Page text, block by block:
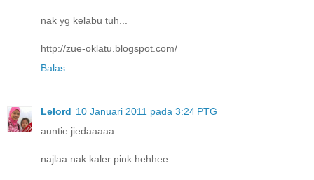
nak yg kelabu tuh...
http://zue-oklatu.blogspot.com/
Balas
Lelord 10 Januari 2011 pada 3:24 PTG
auntie jiedaaaaa
najlaa nak kaler pink hehhee